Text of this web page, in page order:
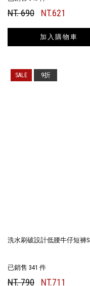
NT. 690 NT.621
加入購物車
洗水刷破設計低腰牛仔短褲
已銷售 341 件
NT. 790 NT.711
9折